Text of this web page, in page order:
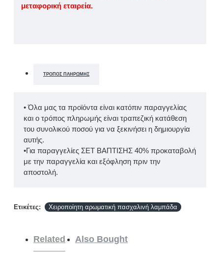
μεταφορική εταιρεία.
ΤΡΌΠΟΣ ΠΛΗΡΩΜΉΣ
• Όλα μας τα προϊόντα είναι κατόπιν παραγγελίας
και ο τρόπος πληρωμής είναι τραπεζική κατάθεση
του συνολικού ποσού για να ξεκινήσει η δημιουργία
αυτής.
•Για παραγγελίες ΣΕΤ ΒΑΠΤΙΣΗΣ 40% προκαταβολή
με την παραγγελία και εξόφληση πριν την
αποστολή.
Ετικέτες: Χειροποίητη αρωματική πασχαλινή λαμπάδα
Related Also Bought